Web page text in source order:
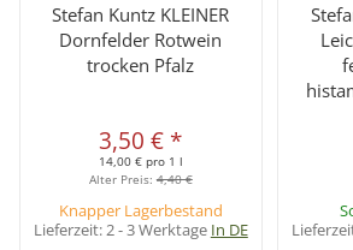
Stefan Kuntz KLEINER
Dornfelder Rotwein
trocken Pfalz
3,50 € *
14,00 € pro 1 l
Alter Preis: 4,40 €
Knapper Lagerbestand
Lieferzeit:2 - 3 Werktage In DE